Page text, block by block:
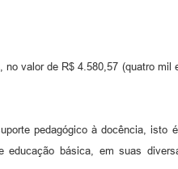
valor de R$ 4.580,57 (quatro mil
pedagógico à docência, isto
educação básica, em suas